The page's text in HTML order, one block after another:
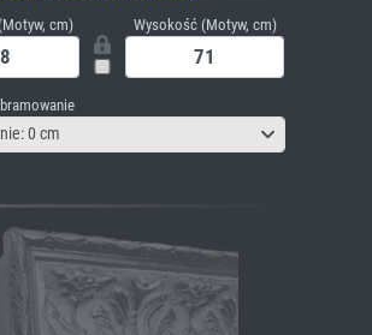
cm) Wysokość (Motyw, cm)
0 cm